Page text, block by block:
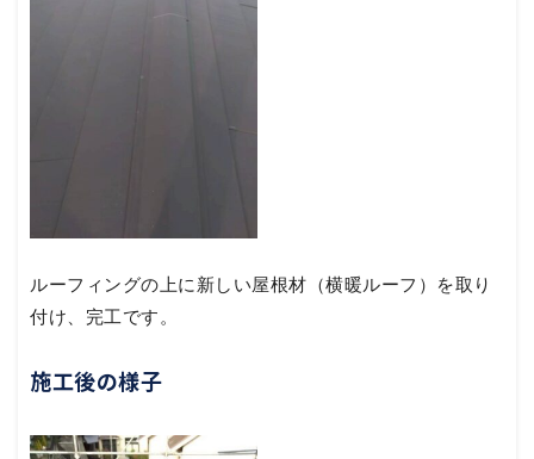
ルーフィングの上に新しい屋根材（横暖ルーフ）を取り
付け、完工です。
施工後の様子